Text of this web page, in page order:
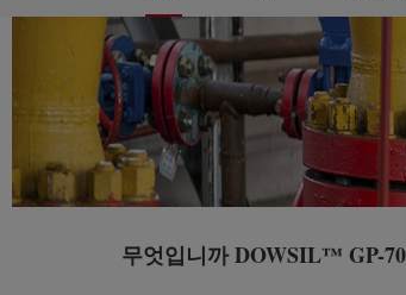
무엇입니까DOWSIL™ GP-